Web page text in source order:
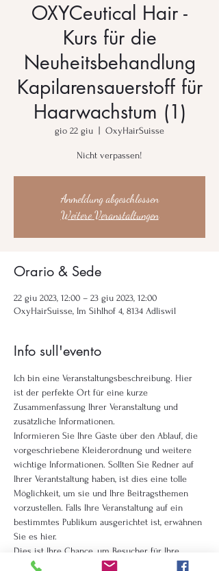
OXYCeutical Hair -
Kurs für die
Neuheitsbehandlung
Kapilarensauerstoff für
Haarwachstum (1)
gio 22 giu OxyHairSuisse
Nicht verpassen!
Anmeldung abgeschlossen
Weitere Veranstaltungen
Orario & Sede
22 giu 2023, 12:00 – 23 giu 2023, 12:00
OxyHairSuisse, Im Sihlhof 4, 8134 Adliswil
Info sull'evento
Ich bin eine Veranstaltungsbeschreibung. Hier
ist der perfekte Ort für eine kurze
Zusammenfassung Ihrer Veranstaltung und
zusätzliche Informationen.
Informieren Sie Ihre Gäste über den Ablauf, die
vorgeschriebene Kleiderordnung und weitere
wichtige Informationen. Sollten Sie Redner auf
Ihrer Verantstaltung haben, ist dies eine tolle
Möglichkeit, um sie und Ihre Beitragsthemen
vorzustellen. Falls Ihre Veranstaltung auf ein
bestimmtes Publikum ausgerichtet ist, erwähnen
Sie es hier.
Dies ist Ihre Chance, um Besucher für Ihre
Veranstaltung zu begeistern. Haben Sie also